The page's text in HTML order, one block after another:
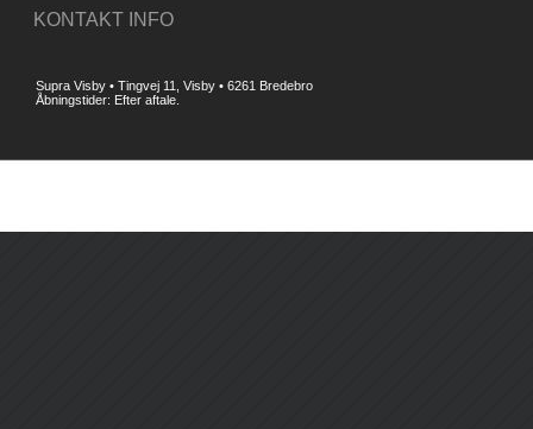
KONTAKT INFO
Supra Visby • Tingvej 11, Visby • 6261 Bredebro
Åbningstider: Efter aftale.